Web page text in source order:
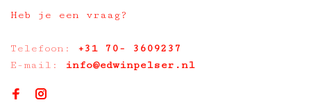
Heb je een vraag?
Telefoon: +31 70- 3609237
E-mail:
info@edwinpelser.nl